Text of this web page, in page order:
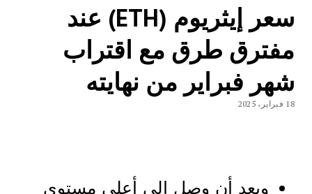
سعر إيثريوم (ETH) عند
مفترق طرق مع اقتراب
شهر فبراير من نهايته
18 فبراير، 2025
وبعد أن وصل إلى أعلى مستوى